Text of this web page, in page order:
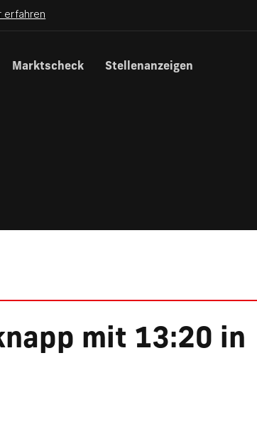
erfahren
Marktscheck Stellenanzeigen
mit 13:20 in